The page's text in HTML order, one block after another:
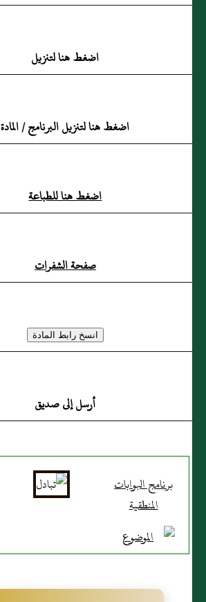
اضغط هنا لتنزيل
اضغط هنا لتنزيل البرنامج / المادة
اضغط هنا للطباعة
صفحة الشفرات
أرسل إلى صديق
برنامج البوابات
المنطقية